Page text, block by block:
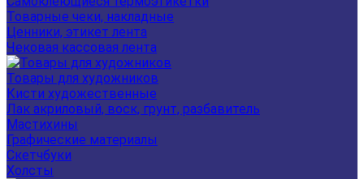
Товарные чеки, накладные
Ценники, этикет лента
Чековая кассовая лента
Товары для художников
Кисти художественные
Лак акриловый, воск, грунт, разбавитель
Мастихины
Графические материалы
Скетчбуки
Холсты